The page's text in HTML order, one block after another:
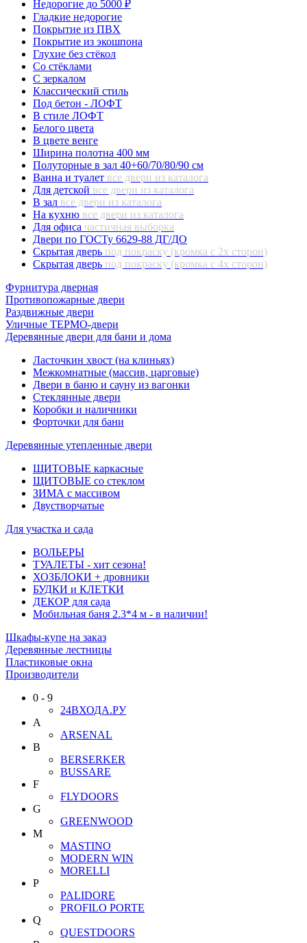
Недорогие до 5000 ₽
Гладкие недорогие
Покрытие из ПВХ
Покрытие из экошпона
Глухие без стёкол
Со стёклами
С зеркалом
Классический стиль
Под бетон - ЛОФТ
В стиле ЛОФТ
Белого цвета
В цвете венге
Ширина полотна 400 мм
Полуторные в зал 40+60/70/80/90 см
Ванна и туалет все двери из каталога
Для детской все двери из каталога
В зал все двери из каталога
На кухню все двери из каталога
Для офиса частичная выборка
Двери по ГОСТу 6629-88 ДГ/ДО
Скрытая дверь под покраску (кромка с 2х сторон)
Скрытая дверь под покраску (кромка с 4х сторон)
Фурнитура дверная
Противопожарные двери
Раздвижные двери
Уличные ТЕРМО-двери
Деревянные двери для бани и дома
Ласточкин хвост (на клиньях)
Межкомнатные (массив, царговые)
Двери в баню и сауну из вагонки
Стеклянные двери
Коробки и наличники
Форточки для бани
Деревянные утепленные двери
ЩИТОВЫЕ каркасные
ЩИТОВЫЕ со стеклом
ЗИМА с массивом
Двустворчатые
Для участка и сада
ВОЛЬЕРЫ
ТУАЛЕТЫ - хит сезона!
ХОЗБЛОКИ + дровники
БУДКИ и КЛЕТКИ
ДЕКОР для сада
Мобильная баня 2.3*4 м - в наличии!
Шкафы-купе на заказ
Деревянные лестницы
Пластиковые окна
Производители
0 - 9
24ВХОДА.РУ
A
ARSENAL
B
BERSERKER
BUSSARE
F
FLYDOORS
G
GREENWOOD
M
MASTINO
MODERN WIN
MORELLI
P
PALIDORE
PROFILO PORTE
Q
QUESTDOORS